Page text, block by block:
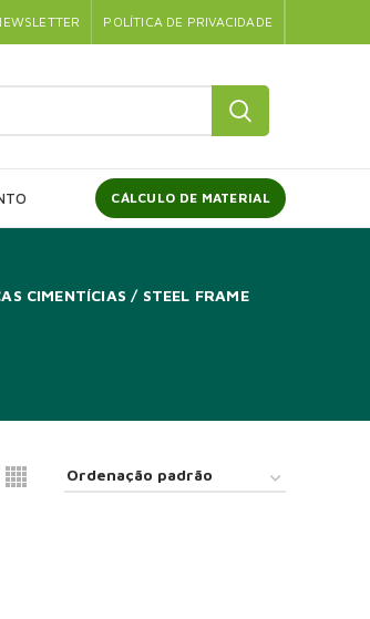
POLÍTICA DE PRIVACIDADE
CÁLCULO DE MATERIAL
CIMENTÍCIAS / STEEL FRAME